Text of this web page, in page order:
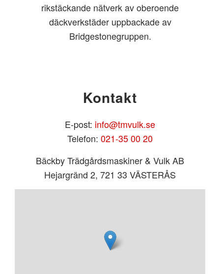
rikstäckande nätverk av oberoende
däckverkstäder uppbackade av
Bridgestonegruppen.
Kontakt
E-post: info@tmvulk.se
Telefon: 021-35 00 20
Bäckby Trädgårdsmaskiner & Vulk AB
Hejargränd 2, 721 33 VÄSTERÅS